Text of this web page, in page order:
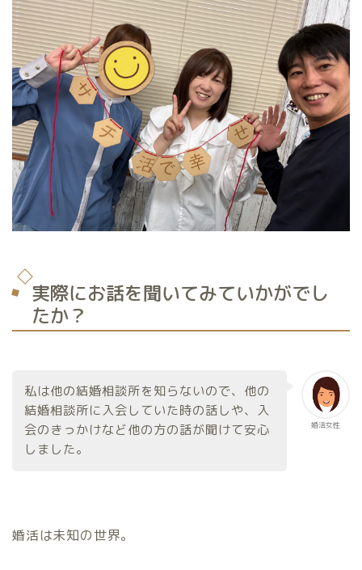
実際にお話を聞いてみていかがでし
たか？
婚活女性
私は他の結婚相談所を知らないので、他の
結婚相談所に入会していた時の話しや、入
会のきっかけなど他の方の話が聞けて安心
しました。
婚活は未知の世界。